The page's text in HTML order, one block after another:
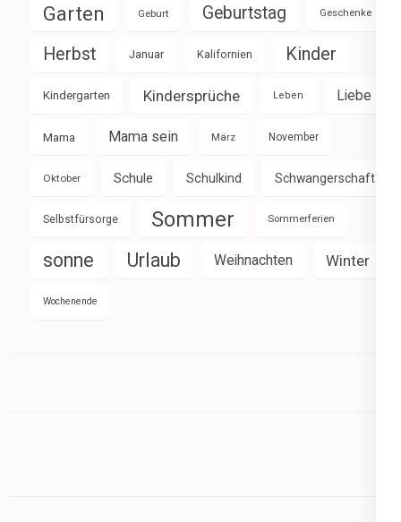
Garten Geburt Geburtstag Geschenke
Herbst Januar Kalifornien Kinder
Kindergarten Kindersprüche Leben Liebe
Mama Mama sein März November
Oktober Schule Schulkind Schwangerschaft
Selbstfürsorge Sommer Sommerferien
sonne Urlaub Weihnachten Winter
Wochenende